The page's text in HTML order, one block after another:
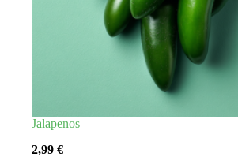
Jalapenos
2,99 €